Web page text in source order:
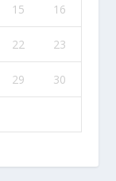
15 16
22 23
29 30